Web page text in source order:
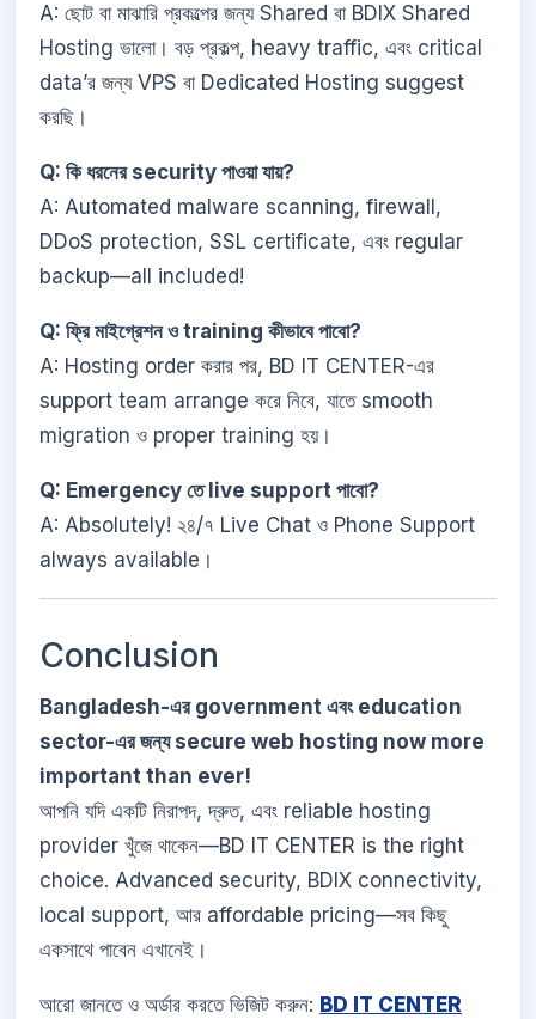
A: ছোট বা মাঝারি প্রকল্পের জন্য Shared বা BDIX Shared
Hosting ভালো। বড় প্রকল্প, heavy traffic, এবং critical
data’র জন্য VPS বা Dedicated Hosting suggest
করছি।
Q: কি ধরনের security পাওয়া যায়?
A: Automated malware scanning, firewall,
DDoS protection, SSL certificate, এবং regular
backup—all included!
Q: ফ্রি মাইগ্রেশন ও training কীভাবে পাবো?
A: Hosting order করার পর, BD IT CENTER-এর
support team arrange করে নিবে, যাতে smooth
migration ও proper training হয়।
Q: Emergency তে live support পাবো?
A: Absolutely! ২৪/৭ Live Chat ও Phone Support
always available।
Conclusion
Bangladesh-এর government এবং education
sector-এর জন্য secure web hosting now more
important than ever!
আপনি যদি একটি নিরাপদ, দ্রুত, এবং reliable hosting
provider খুঁজে থাকেন—BD IT CENTER is the right
choice. Advanced security, BDIX connectivity,
local support, আর affordable pricing—সব কিছু
একসাথে পাবেন এখানেই।
আরো জানতে ও অর্ডার করতে ভিজিট করুন: BD IT CENTER